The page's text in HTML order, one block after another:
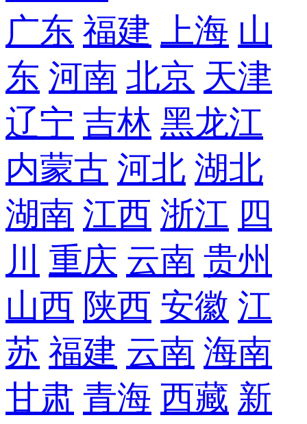
广东 福建 上海 山
东 河南 北京 天津
辽宁 吉林 黑龙江
内蒙古 河北 湖北
湖南 江西 浙江 四
川
重庆 云南 贵州
山西 陕西 安徽 江
苏 福建 云南 海南
甘肃 青海 西藏 新